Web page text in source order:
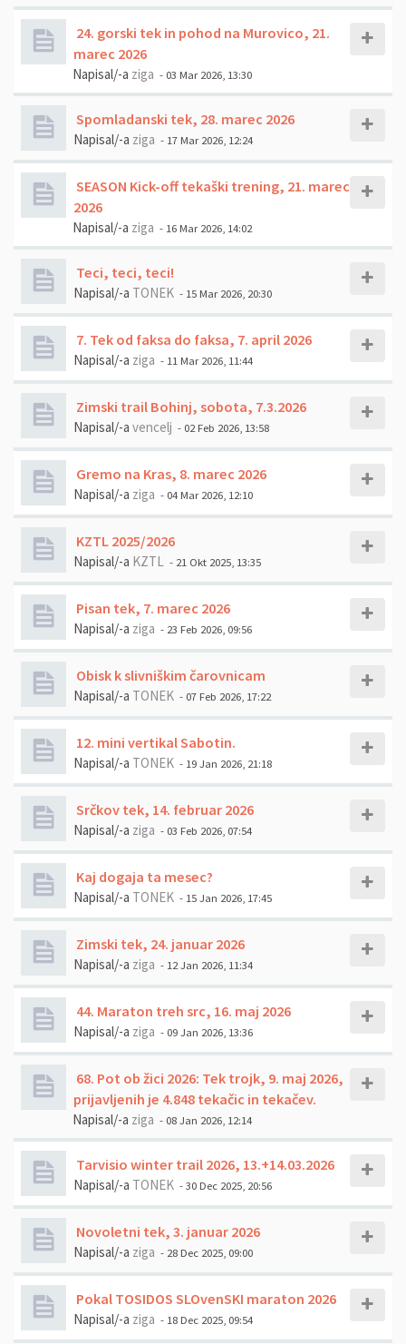
24. gorski tek in pohod na Murovico, 21.
marec 2026
Napisal/-a ziga - 03 Mar 2026, 13:30
Spomladanski tek, 28. marec 2026
Napisal/-a ziga - 17 Mar 2026, 12:24
SEASON Kick-off tekaški trening, 21. marec
2026
Napisal/-a ziga - 16 Mar 2026, 14:02
Teci, teci, teci!
Napisal/-a TONEK - 15 Mar 2026, 20:30
7. Tek od faksa do faksa, 7. april 2026
Napisal/-a ziga - 11 Mar 2026, 11:44
Zimski trail Bohinj, sobota, 7.3.2026
Napisal/-a vencelj - 02 Feb 2026, 13:58
Gremo na Kras, 8. marec 2026
Napisal/-a ziga - 04 Mar 2026, 12:10
KZTL 2025/2026
Napisal/-a KZTL - 21 Okt 2025, 13:35
Pisan tek, 7. marec 2026
Napisal/-a ziga - 23 Feb 2026, 09:56
Obisk k slivniškim čarovnicam
Napisal/-a TONEK - 07 Feb 2026, 17:22
12. mini vertikal Sabotin.
Napisal/-a TONEK - 19 Jan 2026, 21:18
Srčkov tek, 14. februar 2026
Napisal/-a ziga - 03 Feb 2026, 07:54
Kaj dogaja ta mesec?
Napisal/-a TONEK - 15 Jan 2026, 17:45
Zimski tek, 24. januar 2026
Napisal/-a ziga - 12 Jan 2026, 11:34
44. Maraton treh src, 16. maj 2026
Napisal/-a ziga - 09 Jan 2026, 13:36
68. Pot ob žici 2026: Tek trojk, 9. maj 2026,
prijavljenih je 4.848 tekačic in tekačev.
Napisal/-a ziga - 08 Jan 2026, 12:14
Tarvisio winter trail 2026, 13.+14.03.2026
Napisal/-a TONEK - 30 Dec 2025, 20:56
Novoletni tek, 3. januar 2026
Napisal/-a ziga - 28 Dec 2025, 09:00
Pokal TOSIDOS SLOvenSKI maraton 2026
Napisal/-a ziga - 18 Dec 2025, 09:54